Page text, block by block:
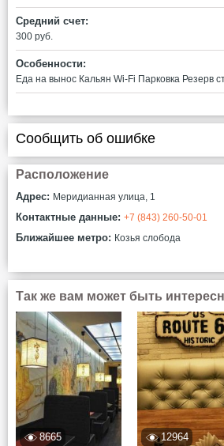
Средний счет:
300 руб.
Особенности:
Еда на вынос Кальян Wi-Fi Парковка Резерв
Сообщить об ошибке
Расположение
Адрес: Меридианная улица, 1
Контактные данные: +7 (843) 260-50-01
Ближайшее метро: Козья слобода
Так же вам может быть
8665 12964